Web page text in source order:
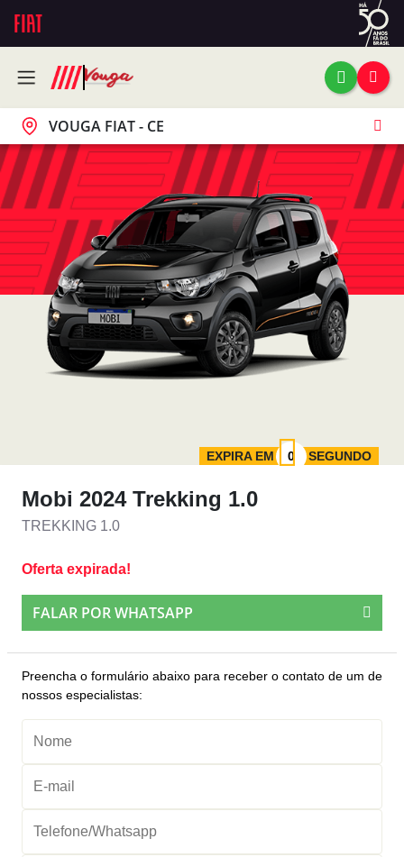
VOUGA FIAT - CE
EXPIRA EM SEGUNDO
Mobi 2024 Trekking 1.0
TREKKING 1.0
Oferta expirada!
FALAR POR WHATSAPP
Preencha o formulário abaixo para receber o contato de um de
nossos especialistas: